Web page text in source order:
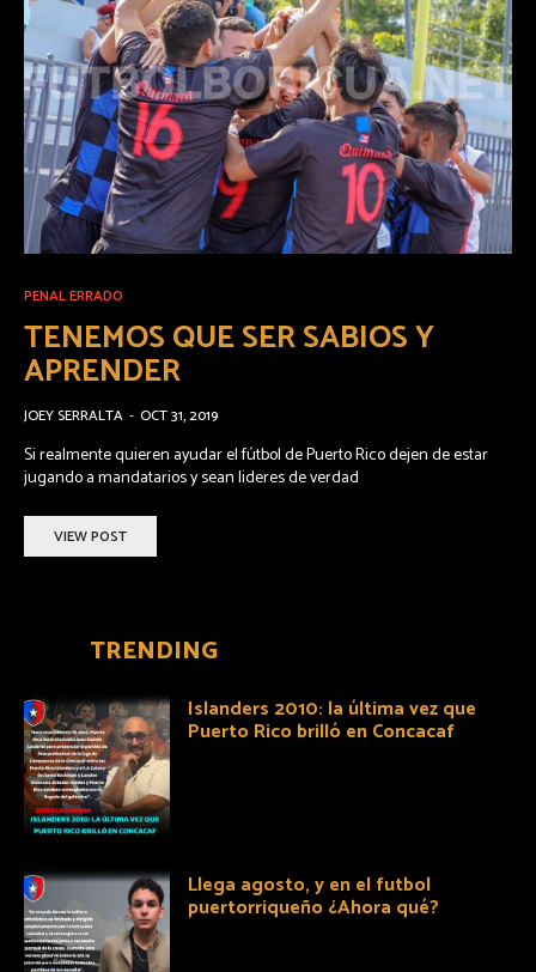
PENAL ERRADO
TENEMOS QUE SER SABIOS Y
APRENDER
JOEY SERRALTA - OCT 31, 2019
Si realmente quieren ayudar el fútbol de Puerto Rico dejen de estar
jugando a mandatarios y sean lideres de verdad
VIEW POST
TRENDING
Islanders 2010: la última vez que
Puerto Rico brilló en Concacaf
Llega agosto, y en el futbol
puertorriqueño ¿Ahora qué?